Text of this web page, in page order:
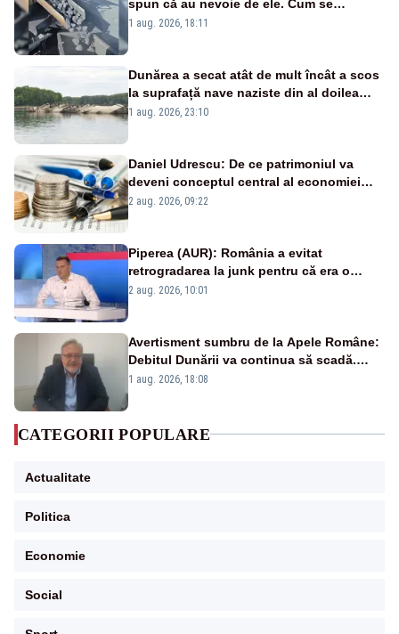
spun că au nevoie de ele. Cum se
pasează vina în plină criză energetică
1 aug. 2026, 18:11
Dunărea a secat atât de mult încât a scos
la suprafață nave naziste din al doilea
război mondial
1 aug. 2026, 23:10
Daniel Udrescu: De ce patrimoniul va
deveni conceptul central al economiei
viitoare?
2 aug. 2026, 09:22
Piperea (AUR): România a evitat
retrogradarea la junk pentru că era o
catastrofă pentru bănci și fondurile de
2 aug. 2026, 10:01
Avertisment sumbru de la Apele Române:
Debitul Dunării va continua să scadă.
Cernavodă s-ar putea închide în 4 zile
1 aug. 2026, 18:08
CATEGORII POPULARE
Actualitate
Politica
Economie
Social